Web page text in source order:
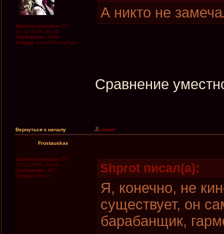
Зарегистрирован: Вс
14.12.2008, 01:30
Сообщения: 4996
Откуда: Санкт-Петербург
А никто не
Сравнение
Вернуться к началу
Frostauskas
Зарегистрирован: Пт
15.08.2008, 09:46
Сообщения: 487
Откуда: Минск
Shprot писал(а):
Я, конечно, не
существует, он
барабанщик,